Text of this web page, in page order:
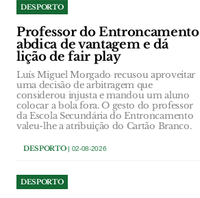
DESPORTO
Professor do Entroncamento
abdica de vantagem e dá
lição de fair play
Luís Miguel Morgado recusou aproveitar
uma decisão de arbitragem que
considerou injusta e mandou um aluno
colocar a bola fora. O gesto do professor
da Escola Secundária do Entroncamento
valeu-lhe a atribuição do Cartão Branco.
DESPORTO| 02-08-2026
DESPORTO